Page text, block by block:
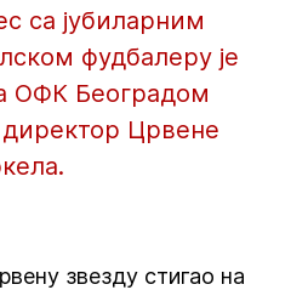
са јубиларним
фудбалеру је
ОФК Београдом
Црвене
звезду стигао на